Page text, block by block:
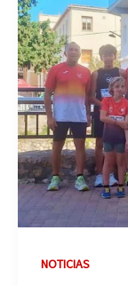
NOTICIAS